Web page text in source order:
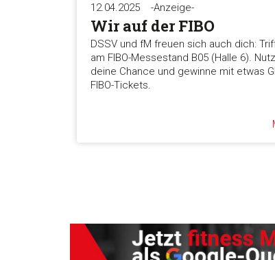
12.04.2025 -Anzeige-
Wir auf der FIBO
DSSV und fM freuen sich auch dich:
am FIBO-Messestand B05 (Halle 6).
deine Chance und gewinne mit etwas
FIBO-Tickets.